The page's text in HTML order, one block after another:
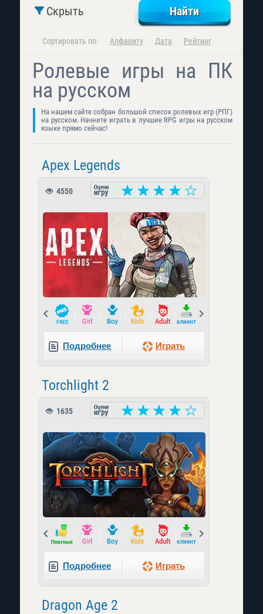
Скрыть
Сортировать по: Алфавиту Дата Рейтинг
Ролевые игры на ПК
на русском
На нашем сайте собран большой список ролевых игр (РПГ)
на русском. Начните играть в лучшие RPG игры на русском
языке прямо сейчас!
Apex Legends
4550
Prev
Подробнее Играть
Torchlight 2
1635
Prev
Подробнее Играть
Dragon Age 2